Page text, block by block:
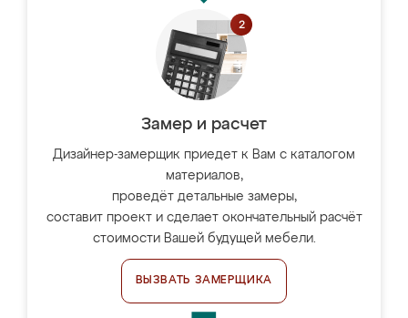
Замер и расчет
Дизайнер-замерщик приедет к Вам с каталогом
материалов,
проведёт детальные замеры,
составит проект и сделает окончательный расчёт
стоимости Вашей будущей мебели.
ВЫЗВАТЬ ЗАМЕРЩИКА